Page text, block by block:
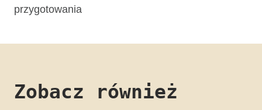
przygotowania
Zobacz również